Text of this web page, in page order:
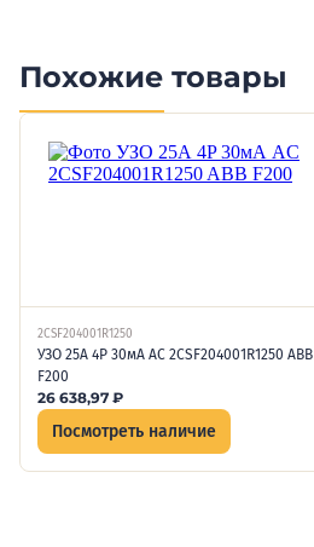
Похожие товары
2CSF204001R1250
УЗО 25А 4P 30мА AC 2CSF204001R1250 ABB
F200
26 638,97 ₽
Посмотреть наличие